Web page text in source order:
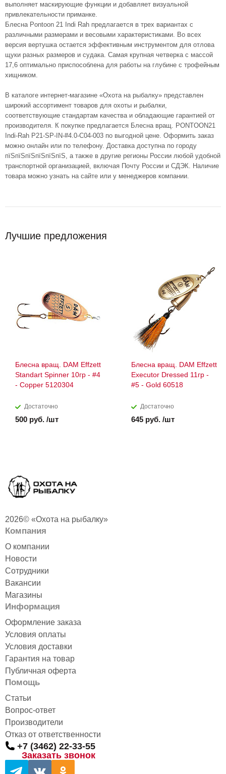
выполняет маскирующие функции и добавляет визуальной
привлекательности приманке.
Блесна Pontoon 21 Indi Rah предлагается в трех вариантах с
различными размерами и весовыми характеристиками. Во всех
версия вертушка остается эффективным инструментом для отлова
щуки разных размеров и судака. Самая крупная четверка с массой
17,6 оптимально приспособлена для работы на глубине с трофейным
хищником.
В каталоге интернет-магазине «Охота на рыбалку» представлен
широкий ассортимент товаров для охоты и рыбалки,
соответствующие стандартам качества и обладающие гарантией от
производителя. К покупке предлагается Блесна вращ. PONTOON21
Indi-Rah P21-SP-IN-#4.0-C04-003 по выгодной цене. Оформить заказ
можно онлайн или по телефону. Доставка доступна по городу
пїЅпїЅпїЅпїЅпїЅпїЅ, а также в другие регионы России любой удобной
транспортной организацией, включая Почту России и СДЭК. Наличие
товара можно узнать на сайте или у менеджеров компании.
Лучшие предложения
Блесна вращ. DAM Effzett
Standart Spinner 10гр - #4
- Copper 5120304
Достаточно
500 руб. /шт
Блесна вращ. DAM Effzett
Executor Dressed 11гр -
#5 - Gold 60518
Достаточно
645 руб. /шт
2026© «Охота на рыбалку»
Компания
О компании
Новости
Сотрудники
Вакансии
Магазины
Информация
Оформление заказа
Условия оплаты
Условия доставки
Гарантия на товар
Публичная оферта
Помощь
Статьи
Вопрос-ответ
Производители
Отказ от ответственности
+7 (3462) 22-33-55
Заказать звонок